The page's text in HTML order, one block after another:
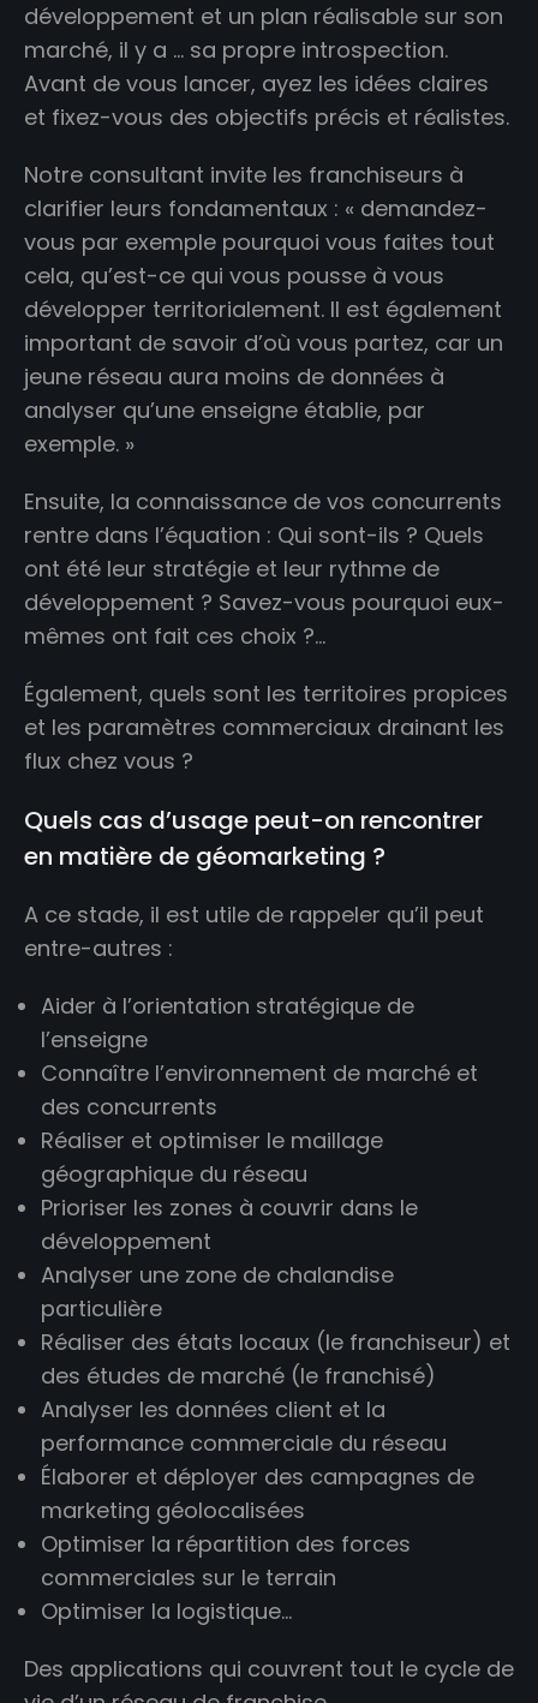
développement et un plan réalisable sur son
marché, il y a … sa propre introspection.
Avant de vous lancer, ayez les idées claires
et fixez-vous des objectifs précis et réalistes.
Notre consultant invite les franchiseurs à
clarifier leurs fondamentaux : « demandez-
vous par exemple pourquoi vous faites tout
cela, qu’est-ce qui vous pousse à vous
développer territorialement. Il est également
important de savoir d’où vous partez, car un
jeune réseau aura moins de données à
analyser qu’une enseigne établie, par
exemple. »
Ensuite, la connaissance de vos concurrents
rentre dans l’équation : Qui sont-ils ? Quels
ont été leur stratégie et leur rythme de
développement ? Savez-vous pourquoi eux-
mêmes ont fait ces choix ?…
Également, quels sont les territoires propices
et les paramètres commerciaux drainant les
flux chez vous ?
Quels cas d’usage peut-on rencontrer
en matière de géomarketing ?
A ce stade, il est utile de rappeler qu’il peut
entre-autres :
Aider à l’orientation stratégique de
l’enseigne
Connaître l’environnement de marché et
des concurrents
Réaliser et optimiser le maillage
géographique du réseau
Prioriser les zones à couvrir dans le
développement
Analyser une zone de chalandise
particulière
Réaliser des états locaux (le franchiseur) et
des études de marché (le franchisé)
Analyser les données client et la
performance commerciale du réseau
Élaborer et déployer des campagnes de
marketing géolocalisées
Optimiser la répartition des forces
commerciales sur le terrain
Optimiser la logistique…
Des applications qui couvrent tout le cycle de